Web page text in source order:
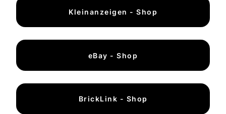
Kleinanzeigen - Shop
eBay - Shop
BrickLink - Shop